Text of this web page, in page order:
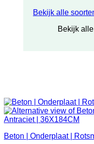
Bekijk alle
Bekijk
Beton | Onderplaat |